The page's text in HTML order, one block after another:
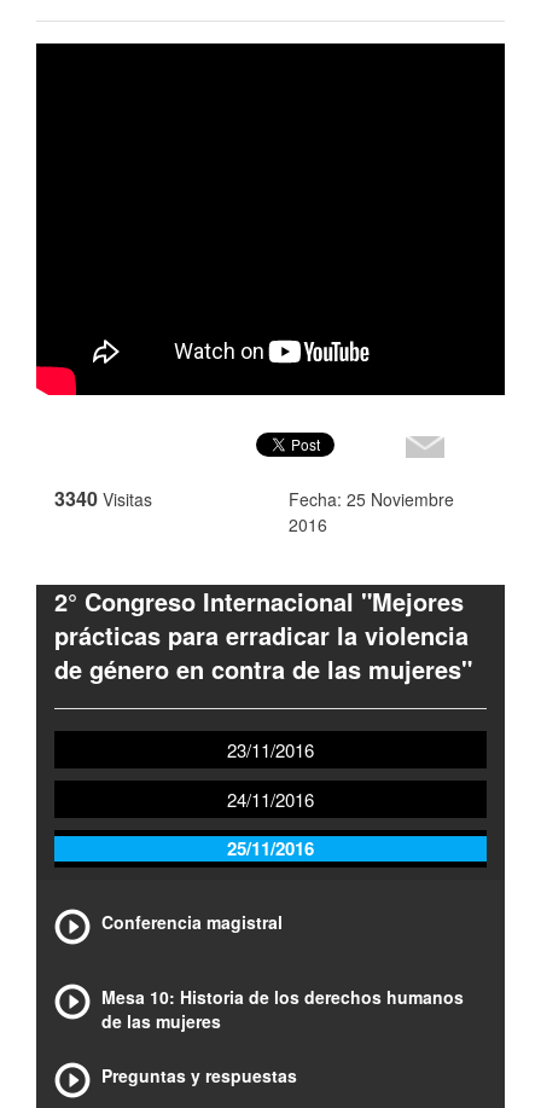
3340 Visitas
Fecha: 25 Noviembre
2016
2° Congreso Internacional "Mejores
prácticas para erradicar la violencia
de género en contra de las mujeres"
23/11/2016
24/11/2016
25/11/2016
Conferencia magistral
Mesa 10: Historia de los derechos humanos
de las mujeres
Preguntas y respuestas